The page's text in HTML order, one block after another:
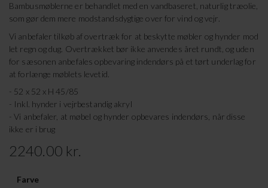
Bambusmøblerne er behandlet med en vandbaseret, naturlig træolie,
som gør dem mere modstandsdygtige over for vind og vejr.
Vi anbefaler tilkøb af overtræk for at beskytte møbler og hynder mod
let regn og dug. Overtrækket bør ikke anvendes året rundt, og uden
for sæsonen anbefales opbevaring indendørs på et tørt underlag for
at forlænge møblets levetid.
- 52 x 52 x H 45/85
- Inkl. hynder i vejrbestandig akryl
- Vi anbefaler, at møbel og hynder opbevares indendørs, når disse
ikke er i brug
2240.00 kr.
Farve